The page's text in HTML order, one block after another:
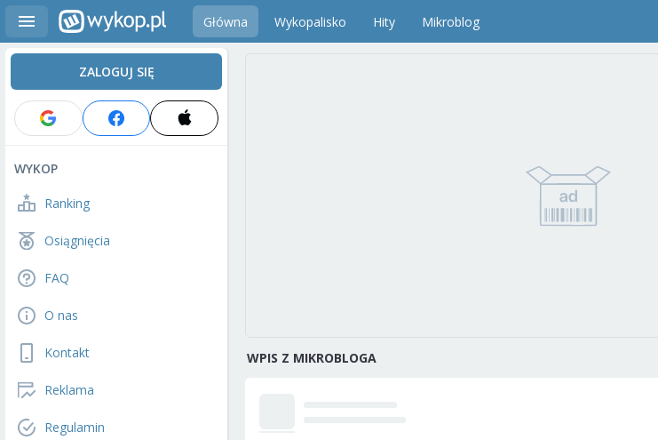
Główna Wykopalisko Hity Mikroblog
ZALOGUJ SIĘ
WYKOP
Ranking
Osiągnięcia
FAQ
O nas
Kontakt
Reklama
Regulamin
WPIS Z MIKROBLOGA